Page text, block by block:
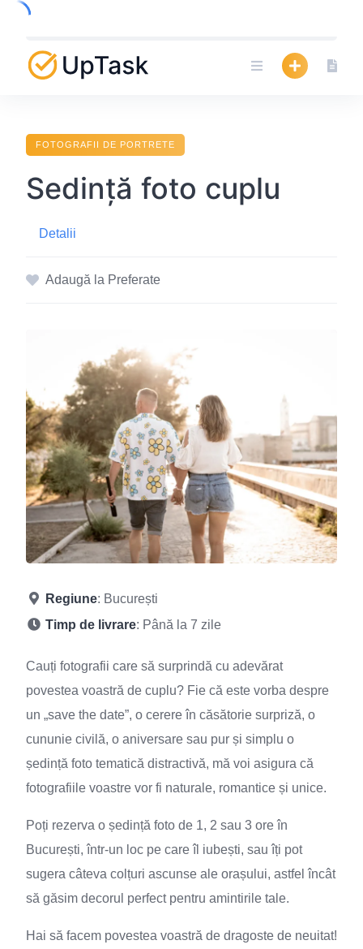
Skip
content
FOTOGRAFII DE PORTRETE
Sedință foto cuplu
Detalii
Adaugă la Preferate
Regiune: București
Timp de livrare: Până la 7 zile
Cauți fotografii care să surprindă cu adevărat
povestea voastră de cuplu? Fie că este vorba despre
un „save the date”, o cerere în căsătorie surpriză, o
cununie civilă, o aniversare sau pur și simplu o
ședință foto tematică distractivă, mă voi asigura că
fotografiile voastre vor fi naturale, romantice și unice.
Poți rezerva o ședință foto de 1, 2 sau 3 ore în
București, într-un loc pe care îl iubești, sau îți pot
sugera câteva colțuri ascunse ale orașului, astfel încât
să găsim decorul perfect pentru amintirile tale.
Hai să facem povestea voastră de dragoste de neuitat!